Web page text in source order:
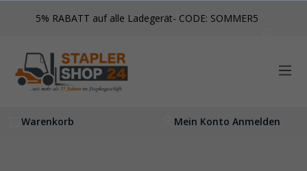
springen
5% RABATT auf alle Ladegerät- CODE: SOMMER5
Mein Konto Anmelden
Warenkorb